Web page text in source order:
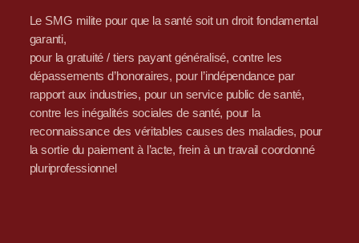
Le SMG milite pour que la santé soit un droit fondamental
garanti,
pour la gratuité / tiers payant généralisé, contre les
dépassements d’honoraires, pour l’indépendance par
rapport aux industries, pour un service public de santé,
contre les inégalités sociales de santé, pour la
reconnaissance des véritables causes des maladies, pour
la sortie du paiement à l’acte, frein à un travail coordonné
pluriprofessionnel